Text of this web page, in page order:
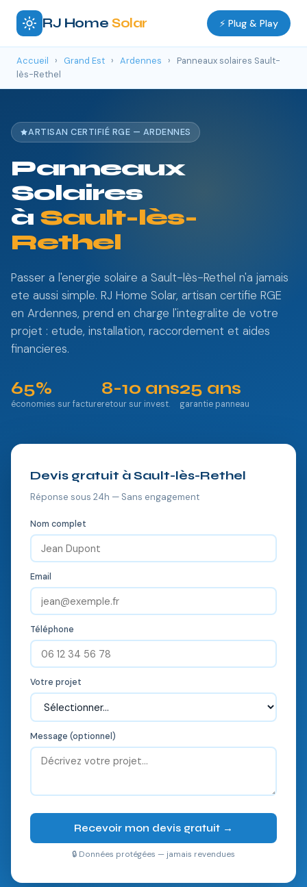
RJ Home Solar ⚡ Plug & Play
Accueil › Grand Est › Ardennes ›
Panneaux solaires Sault-
lès-Rethel
ARTISAN CERTIFIÉ RGE — ARDENNES
Panneaux
Solaires
à Sault-lès-
Rethel
Passer a l'energie solaire a Sault-lès-Rethel n'a jamais
ete aussi simple. RJ Home Solar, artisan certifie RGE
en Ardennes, prend en charge l'integralite de votre
projet : etude, installation, raccordement et aides
financieres.
65%
économies sur facture
8-10 ans
retour sur invest.
25 ans
garantie panneau
Devis gratuit à Sault-lès-Rethel
Réponse sous 24h — Sans engagement
Nom complet
Email
Téléphone
Votre projet
Message (optionnel)
Recevoir mon devis gratuit →
🔒 Données protégées — jamais revendues